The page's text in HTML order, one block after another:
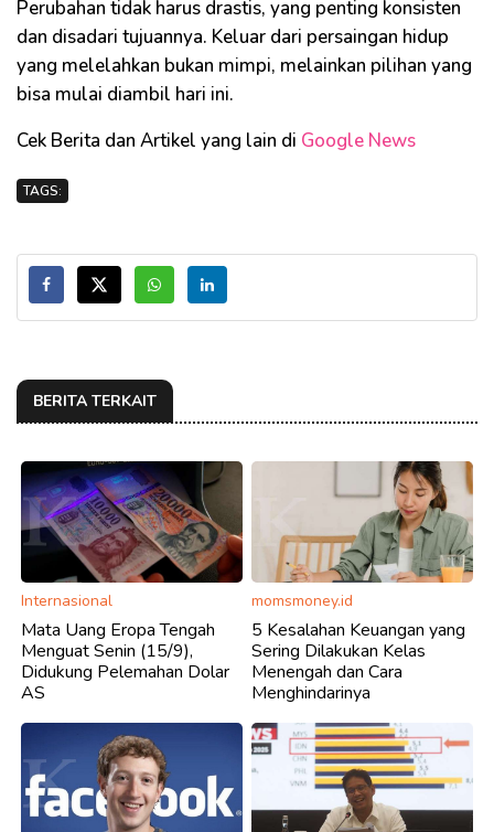
Perubahan tidak harus drastis, yang penting konsisten
dan disadari tujuannya. Keluar dari persaingan hidup
yang melelahkan bukan mimpi, melainkan pilihan yang
bisa mulai diambil hari ini.
Cek Berita dan Artikel yang lain di Google News
TAGS:
BERITA TERKAIT
Internasional
Mata Uang Eropa Tengah
Menguat Senin (15/9),
Didukung Pelemahan Dolar
AS
momsmoney.id
5 Kesalahan Keuangan yang
Sering Dilakukan Kelas
Menengah dan Cara
Menghindarinya